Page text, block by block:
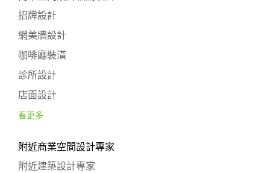
招牌設計
網美牆設計
咖啡廳裝潢
診所設計
店面設計
看更多
附近商業空間設計專家
附近建築設計專家